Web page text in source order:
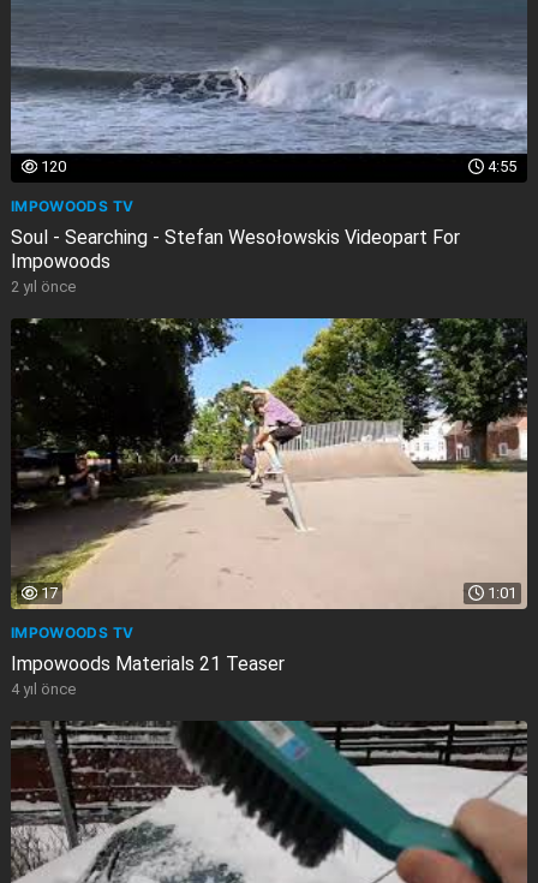
4:55
120
IMPOWOODS TV
Soul - Searching - Stefan Wesołowskis Videopart For
Impowoods
2 yıl önce
1:01
17
IMPOWOODS TV
Impowoods Materials 21 Teaser
4 yıl önce